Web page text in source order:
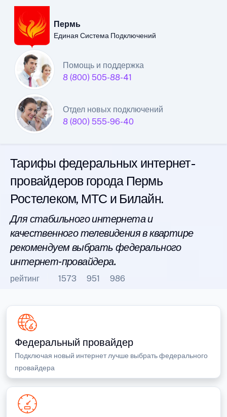
Пермь
Единая Система Подключений
Помощь и поддержка
8 (800) 505-88-41
Отдел новых подключений
8 (800) 555-96-40
Пермский филиал
Единой Системы
Подключений
интернета
Тарифы федеральных интернет-
провайдеров города Пермь
Ростелеком, МТС и Билайн.
Для стабильного интернета и
качественного телевидения в квартире
рекомендуем выбрать федерального
интернет-провайдера.
рейтинг 1573 951 986
Федеральный провайдер
Подключая новый интернет лучше выбрать федерального
провайдера